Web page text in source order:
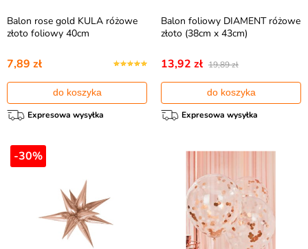
Balon rose gold KULA różowe
złoto foliowy 40cm
7,89 zł
do koszyka
Expresowa wysyłka
Balon foliowy DIAMENT różowe
złoto (38cm x 43cm)
13,92 zł 19,89 zł
do koszyka
Expresowa wysyłka
-30%